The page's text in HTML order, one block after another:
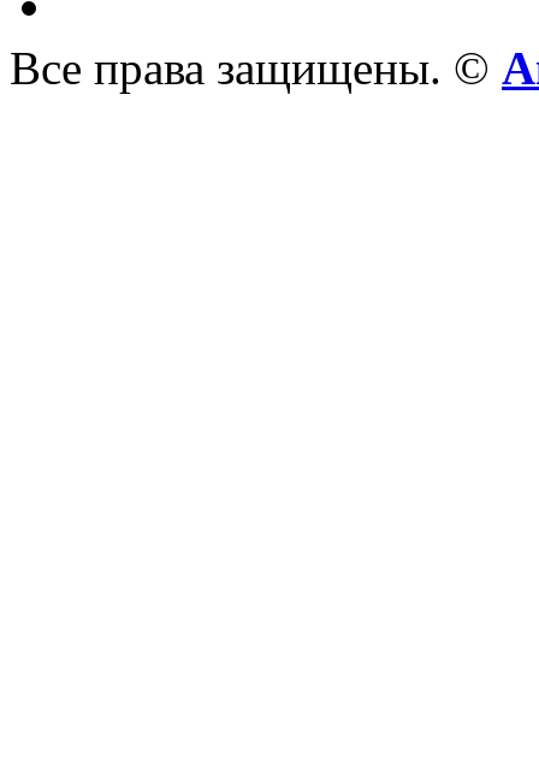
Все права защищены. ©